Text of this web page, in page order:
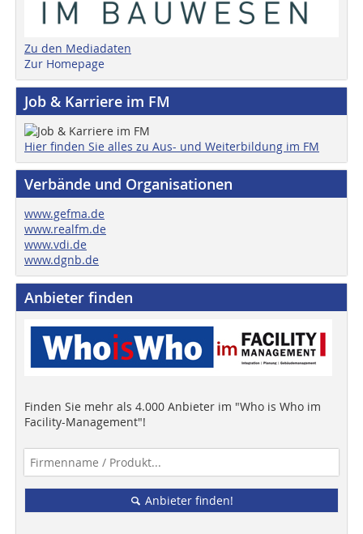
Zu den Mediadaten
Zur Homepage
Job & Karriere im FM
Hier finden Sie alles zu Aus- und Weiterbildung im FM
Verbände und Organisationen
www.gefma.de
www.realfm.de
www.vdi.de
www.dgnb.de
Anbieter finden
Finden Sie mehr als 4.000 Anbieter im "Who is Who im
Facility-Management"!
Anbieter finden!